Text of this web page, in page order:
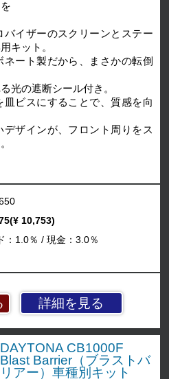
バイザーのスクリーンとステー
キット。
ート製だから、まさかの転倒
光の遮断シール付き。
ビスにすることで、質感を向
ザインが、フロント周りをス
詳細を見る
10,753)
：1.0％ / 現金：3.0％
DAYTONA CB1000F
Blast Barrier（ブラストバ
リアー）車種別キット